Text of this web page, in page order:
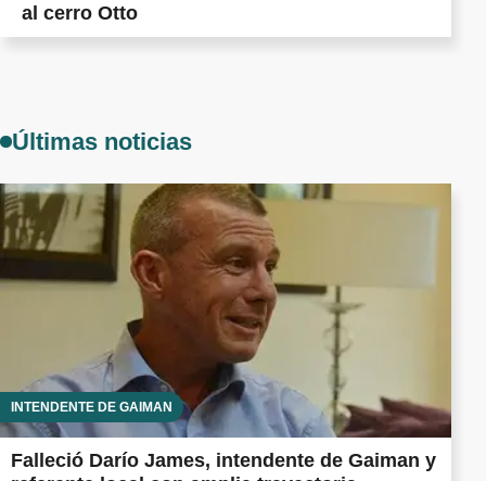
al cerro Otto
Últimas noticias
INTENDENTE DE GAIMAN
Falleció Darío James, intendente de Gaiman y